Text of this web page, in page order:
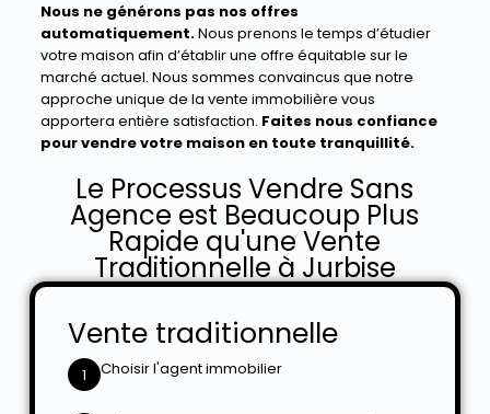
Nous ne générons pas nos offres
automatiquement.Nous prenons le temps d’étudier
votre maison afin d’établir une offre équitable sur le
marché actuel. Nous sommes convaincus que notre
approche unique de la vente immobilière vous
apportera entière satisfaction. Faites nous confiance
pour vendre votre maison en toute tranquillité.
Le Processus Vendre Sans
Agence est Beaucoup Plus
Rapide qu'une Vente
Traditionnelle à Jurbise
Vente traditionnelle
1 Choisir l'agent immobilier